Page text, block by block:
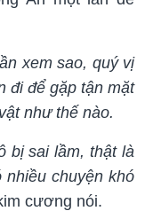
xem sao, quý vị
đi để gặp tận mặt
như thế nào.
bị sai lầm, thật là
chuyện khó
cương nói.